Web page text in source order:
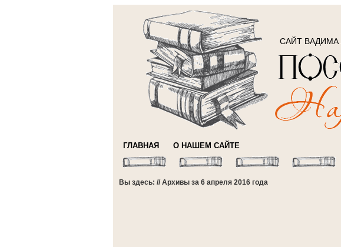
САЙТ
ГЛАВНАЯ О НАШЕМ САЙТЕ
Вы здесь: // Архивы за 6 апреля 2016 года